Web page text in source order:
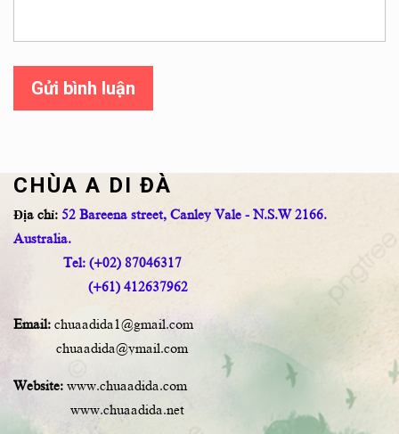
Gửi bình luận
CHÙA A DI ĐÀ
Địa chỉ: 52 Bareena street, Canley Vale - N.S.W 2166.
Australia.
Tel: (+02) 87046317
(+61) 412637962
Email: chuaadida1@gmail.com
chuaadida@ymail.com
Website: www.chuaadida.com
www.chuaadida.net